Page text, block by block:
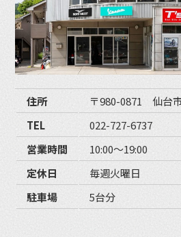
住所
〒980-0871 仙台
TEL
022-727-6737
営業時間
10:00〜19:00
定休日
毎週火曜日
駐車場
5台分